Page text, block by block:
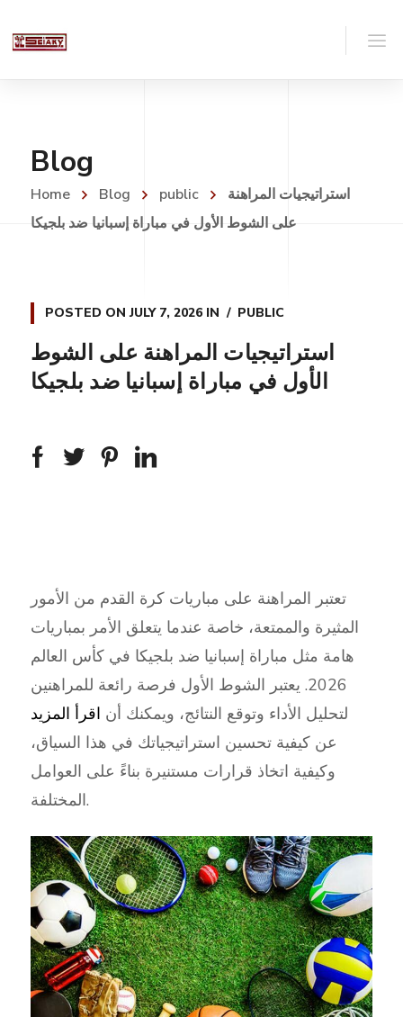
Blog
Home Blog public
استراتيجيات المراهنة
على الشوط الأول في مباراة إسبانيا ضد بلجيكا
POSTED ON JULY 7, 2026IN PUBLIC
استراتيجيات المراهنة على الشوط
الأول في مباراة إسبانيا ضد بلجيكا
تعتبر المراهنة على مباريات كرة القدم من الأمور
المثيرة والممتعة، خاصة عندما يتعلق الأمر بمباريات
هامة مثل مباراة إسبانيا ضد بلجيكا في كأس العالم
2026. يعتبر الشوط الأول فرصة رائعة للمراهنين
لتحليل الأداء وتوقع النتائج، ويمكنك أن اقرأ المزيد
عن كيفية تحسين استراتيجياتك في هذا السياق،
وكيفية اتخاذ قرارات مستنيرة بناءً على العوامل
المختلفة.